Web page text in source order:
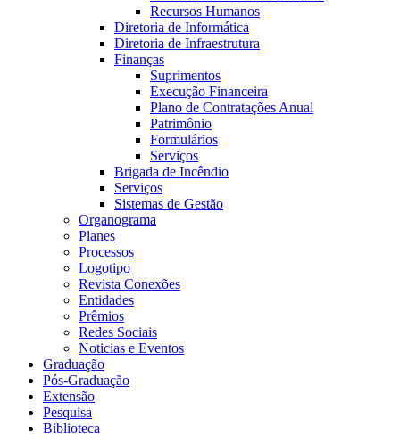
Recursos Humanos
Diretoria de Informática
Diretoria de Infraestrutura
Finanças
Suprimentos
Execução Financeira
Plano de Contratações Anual
Patrimônio
Formulários
Serviços
Brigada de Incêndio
Serviços
Sistemas de Gestão
Organograma
Planes
Processos
Logotipo
Revista Conexões
Entidades
Prêmios
Redes Sociais
Noticias e Eventos
Graduação
Pós-Graduação
Extensão
Pesquisa
Biblioteca